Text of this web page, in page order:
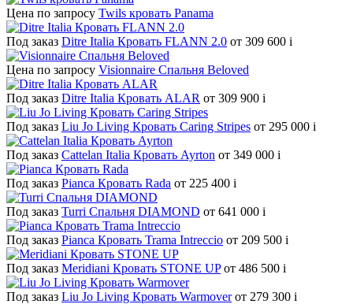
Цена по запросу Twils кровать Panama
Под заказ Ditre Italia Кровать FLANN 2.0 от 309 600 i
Цена по запросу Visionnaire Спальня Beloved
Под заказ Ditre Italia Кровать ALAR от 309 900 i
Под заказ Liu Jo Living Кровать Caring Stripes от 295 000 i
Под заказ Cattelan Italia Кровать Ayrton от 349 000 i
Под заказ Pianca Кровать Rada от 225 400 i
Под заказ Turri Спальня DIAMOND от 641 000 i
Под заказ Pianca Кровать Trama Intreccio от 209 500 i
Под заказ Meridiani Кровать STONE UP от 486 500 i
Под заказ Liu Jo Living Кровать Warmover от 279 300 i